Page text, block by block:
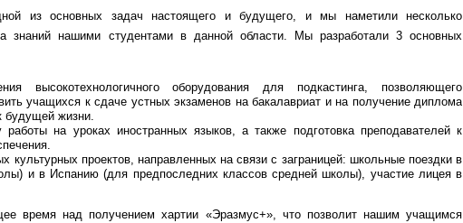
из основных задач настоящего и будущего, и мы наметили несколько
знаний нашими студентами в данной области. Мы разработали 3 основных
высокотехнологичного оборудования для подкастинга, позволяющего
учащихся к сдаче устных экзаменов на бакалавриат и на получение диплома
будущей жизни.
на уроках иностранных языков, а также подготовка преподавателей к
проектов, направленных на связи с заграницей: школьные поездки в
и в Испанию (для предпоследних классов средней школы), участие лицея в
время над получением хартии «Эразмус+», что позволит нашим учащимся